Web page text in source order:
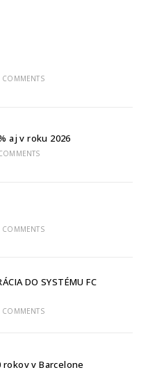
COMMENTS
aj v roku 2026
COMMENTS
DO SYSTÉMU FC
COMMENTS
rokov v Barcelone